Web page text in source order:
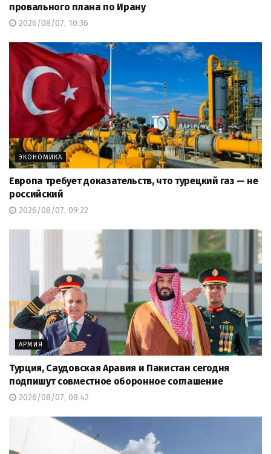
провального плана по Ирану
2026/08/07, 10:36
ЭКОНОМИКА
Европа требует доказательств, что турецкий газ — не
российский
2026/08/07, 09:22
АРМИЯ
Турция, Саудовская Аравия и Пакистан сегодня
подпишут совместное оборонное соглашение
2026/08/07, 08:42